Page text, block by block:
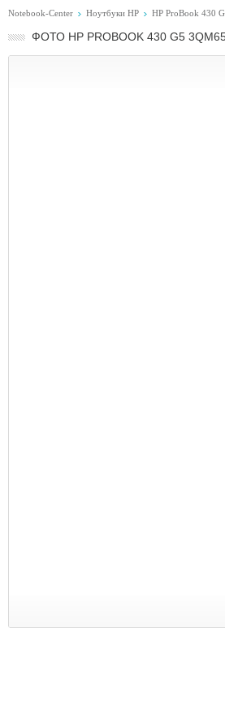
Notebook-Center Ноутбуки HP HP ProBook 430
ФОТО HP PROBOOK 430 G5